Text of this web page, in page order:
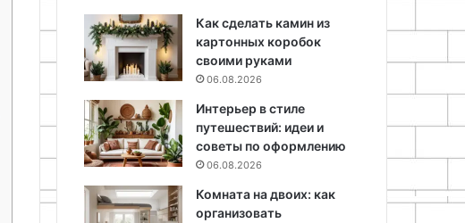
Как сделать камин из
картонных коробок
своими руками
06.08.2026
Интерьер в стиле
путешествий: идеи и
советы по оформлению
06.08.2026
Комната на двоих: как
организовать